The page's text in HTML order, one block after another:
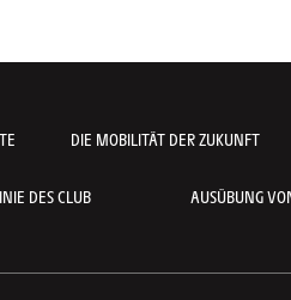
DIE MOBILITÄT DER ZUKUNFT
DES CLUB AUSÜBUNG